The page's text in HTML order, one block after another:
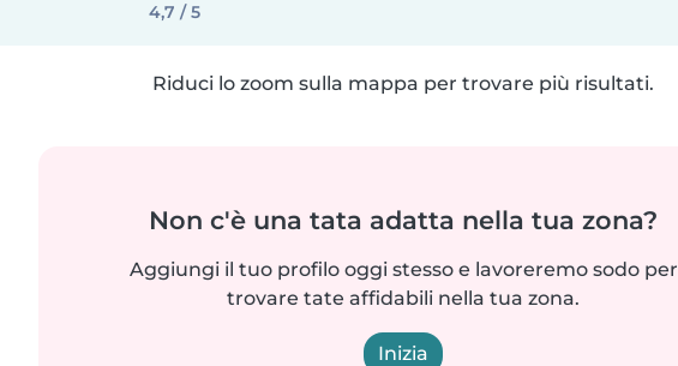
4,7 / 5
Riduci lo zoom sulla mappa per trovare più risultati.
Non c'è una tata adatta nella tua zona?
Aggiungi il tuo profilo oggi stesso e lavoreremo sodo per
trovare tate affidabili nella tua zona.
Inizia